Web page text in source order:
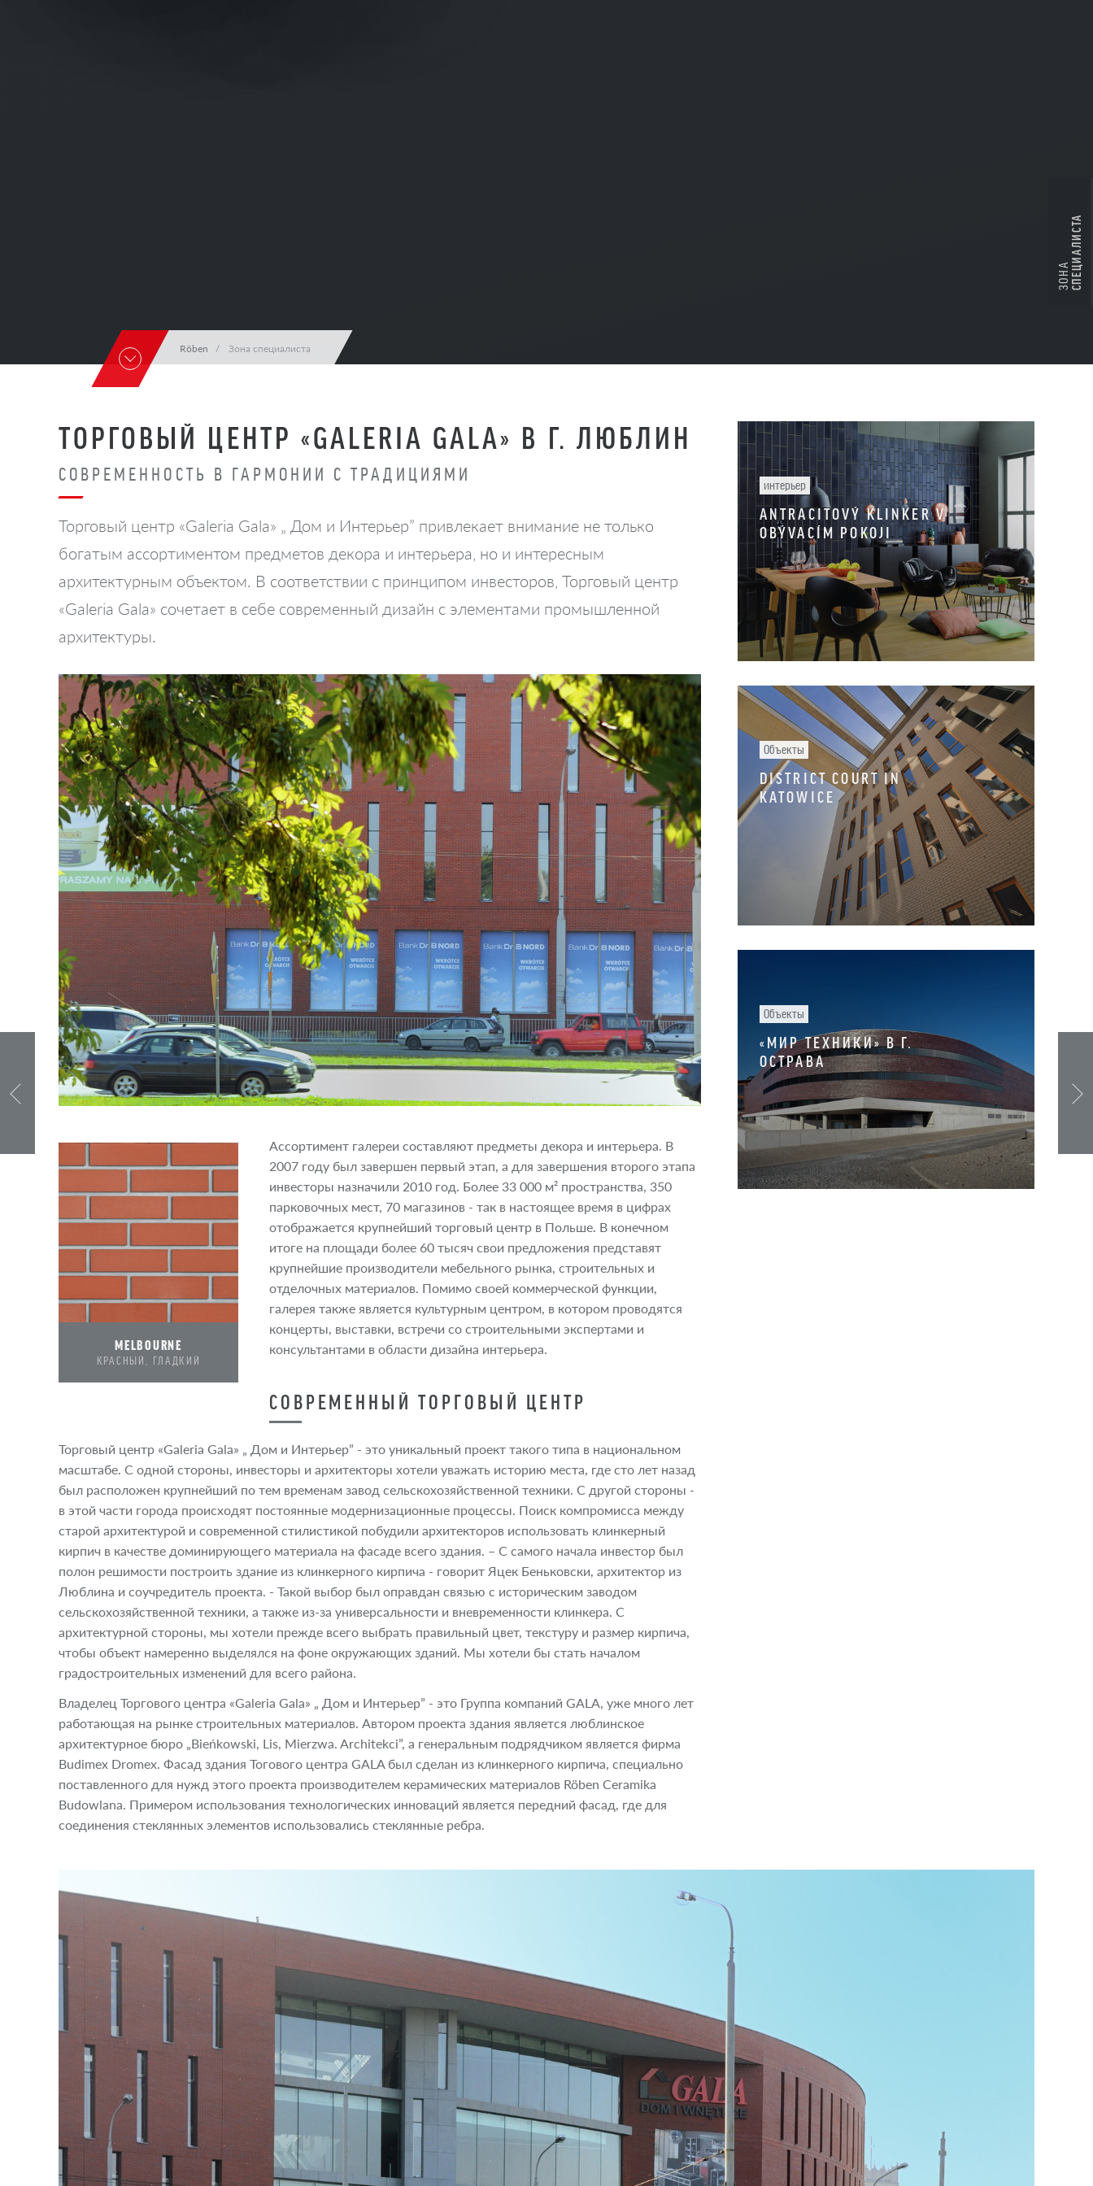
ЗОНАСПЕЦИАЛИСТА
Röben Зона специалиста
ТОРГОВЫЙ ЦЕНТР «GALERIA GALA» В Г. ЛЮБЛИН
СОВРЕМЕННОСТЬ В ГАРМОНИИ С ТРАДИЦИЯМИ
Торговый центр «Galeria Gala» „ Дом и Интерьер” привлекает внимание не только
богатым ассортиментом предметов декора и интерьера, но и интересным
архитектурным объектом. В соответствии с принципом инвесторов, Торговый центр
«Galeria Gala» сочетает в себе современный дизайн с элементами промышленной
архитектуры.
MELBOURNE
КРАСНЫЙ, ГЛАДКИЙ
Aссортимент галереи составляют предметы декора и интерьера. В
2007 году был завершен первый этап, а для завершения второго этапа
инвесторы назначили 2010 год. Более 33 000 м² пространства, 350
парковочных мест, 70 магазинов - так в настоящее время в цифрах
отображается крупнейший торговый центр в Польше. В конечном
итоге на площади более 60 тысяч свои предложения представят
крупнейшие производители мебельного рынка, строительных и
отделочных материалов. Помимо своей коммерческой функции,
галерея также является культурным центром, в котором проводятся
концерты, выставки, встречи со строительными экспертами и
консультантами в области дизайна интерьера.
СОВРЕМЕННЫЙ ТОРГОВЫЙ ЦЕНТР
Торговый центр «Galeria Gala» „ Дом и Интерьер” - это уникальный проект такого типа в национальном
масштабе. С одной стороны, инвесторы и архитекторы хотели уважать историю места, где сто лет назад
был расположен крупнейший по тем временам завод сельскохозяйственной техники. С другой стороны -
в этой части города происходят постоянные модернизационные процессы. Поиск компромисса между
старой архитектурой и современной стилистикой побудили архитекторов использовать клинкерный
кирпич в качестве доминирующего материала на фасаде всего здания. – С самого начала инвестор был
полон решимости построить здание из клинкерного кирпича - говорит Яцек Беньковски, архитектор из
Люблина и соучредитель проекта. - Такой выбор был оправдан связью с историческим заводом
сельскохозяйственной техники, а также из-за универсальности и вневременности клинкера. С
архитектурной стороны, мы хотели прежде всего выбрать правильный цвет, текстуру и размер кирпича,
чтобы объект намеренно выделялся на фоне окружающих зданий. Мы хотели бы стать началом
градостроительных изменений для всего района.
Владелец Торгового центра «Galeria Gala» „ Дом и Интерьер” - это Группа компаний GALA, уже много лет
работающая на рынке строительных материалов. Автором проекта здания является люблинское
архитектурное бюро „Bieńkowski, Lis, Mierzwa. Architekci”, а генеральным подрядчиком является фирма
Budimex Dromex. Фасад здания Тогового центра GALA был сделан из клинкерного кирпича, специально
поставленного для нужд этого проекта производителем керамических материалов Röben Ceramika
Budowlana. Примером использования технологических инноваций является передний фасад, где для
соединения стеклянных элементов использовались стеклянные ребра.
интерьер
ANTRACITOVÝ KLINKER V
OBÝVACÍM POKOJI
Объекты
DISTRICT COURT IN
KATOWICE
Объекты
«МИР ТЕХНИКИ» В Г.
ОСТРАВА